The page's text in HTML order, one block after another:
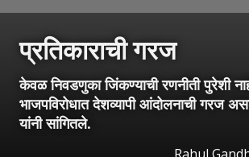
प्रतिकाराची गरज
केवळ निवडणुका जिंकण्याची रणनीती पुरेशी
भाजपविरोधात देशव्यापी आंदोलनाची गरज
यांनी सांगितले.